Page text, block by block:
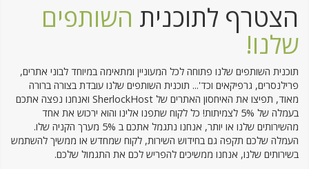
הצטרף לתוכנית השותפים
שלנו!
תוכנית השותפים שלנו פתוחה לכל המעוניין ומתאימה במיוחד לבוני אתרים,
פרילנסרים, גרפיקאים וכד'... תוכנית השותפים שלנו עובדת בצורה ברורה
מאוד, תפיצו את האיחסון האתרים של SherlockHost ואנחנו נפצה אתכם
בעמלה של 5% לצמיתות! כל לקוח שתפנו אלינו והוא ירכוש את אחד
מהשירותים שלנו או יותר, אנחנו נתגמל אתכם ב 5% מערך הקניה שלו.
העמלה שלכם תקפה גם בחידוש השירות, לקוח שמחדש או ממשיך להשתמש
בשירותים שלנו, אנחנו ממשיכים להפריש לכם את התגמול שלכם.